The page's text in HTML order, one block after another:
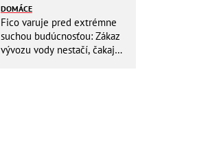
to začne
DOMÁCE
Fico varuje pred extrémne
suchou budúcnosťou: Zákaz
vývozu vody nestačí, čakajú